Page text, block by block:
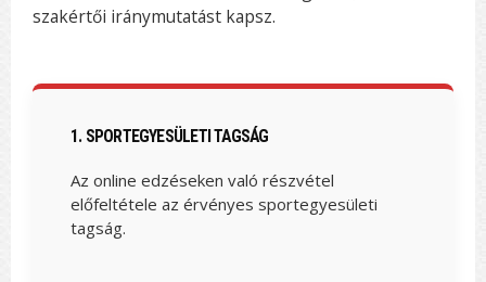
szakértői iránymutatást kapsz.
1. SPORTEGYESÜLETI TAGSÁG
Az online edzéseken való részvétel
előfeltétele az érvényes sportegyesületi
tagság.